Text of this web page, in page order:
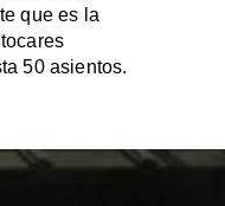
que es la
50 asientos.